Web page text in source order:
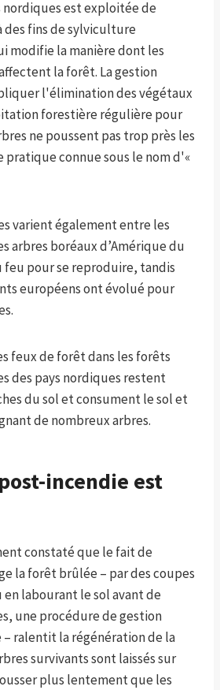
nordiques est exploitée de
des fins de sylviculture
modifie la manière dont les
la forêt. La gestion
l'élimination des végétaux
forestière régulière pour
ne poussent pas trop près les
pratique connue sous le nom d'«
varient également entre les
arbres boréaux d’Amérique du
feu pour se reproduire, tandis
européens ont évolué pour
feux de forêt dans les forêts
des pays nordiques restent
du sol et consument le sol et
de nombreux arbres.
incendie est
constaté que le fait de
la forêt brûlée – par des coupes
labourant le sol avant de
une procédure de gestion
ralentit la régénération de la
survivants sont laissés sur
plus lentement que les